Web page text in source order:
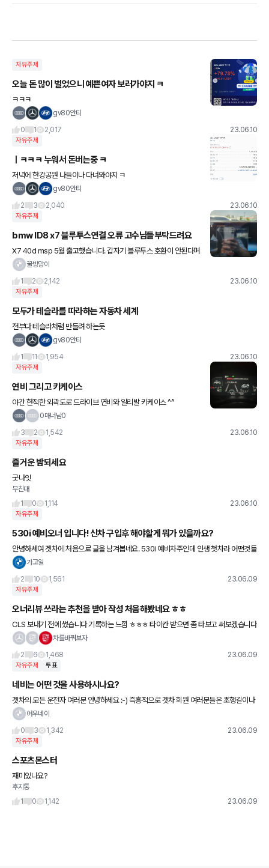
자유주제
오늘 돈 많이 벌었으니 예쁜여자 보러가야지 ㅋ
ㅋㅋㅋ
gv80안티
0
1 2,017 23.06.10
자유주제
ㅣㅋㅋㅋ 누워서 돈버는중 ㅋ
저녁에 한강공원 나들이나 다녀와야지 ㅋ
gv80안티
2
3 2,040 23.06.10
자유주제
bmw ID8 x7 블루투스연결 오류 고수님들부탁드려요
X7 40d msp 5월 출고했습니다. 갑자기 블루투스 호환이 안된다며
연결이 되지 않습니다 ㅜㅜ 해결방법 아시는분 있으실까요
꿀방망이
1
2 2,142 23.06.10
자유주제
모두가 테슬라를 따라하는 자동차 세계
전부다 테슬라처럼 만들려 하는듯
gv80안티
1
11 1,954 23.06.10
자유주제
연비 그리고 키케이스
야간 한적한 외곽도로 드라이브 연비와 알리발 키케이스 ^^
0매너남0
3
2 1,542 23.06.10
자유주제
즐거운 밤되세요
굿나잇
무친대
1
0 1,114 23.06.10
자유주제
530i 예비오너 입니다! 신차 구입후 해야할게 뭐가 있을까요?
안녕하세여 겟차에 처음으로 글을 남겨봅네요. 530i 예비차주인데 인생 첫차라 어떤것들
을 챙겨야할지 고민에 있어 선배님들 조언을 구하고자 글을 남겨봅니다.🙇‍♀️ 차종은 530i
가고일
2
10 1,561 23.06.09
자유주제
오너리뷰 쓰라는 추천을 받아 작성 처음해봤네요 ㅎㅎ
CLS 보내기 전에 썼습니다 기록하는 느낌 ㅎㅎㅎ 타이칸 받으면 좀 타보고 써보겠습니다
~!
차를바꿔보자
2
6 1,468 23.06.09
자유주제 투표
네비는 어떤 것을 사용하시나요?
겟차의 모든 운전자 여러분 안녕하세요 :-) 즉흥적으로 겟차 회원 여러분들은 초행길이나
평소에 어떤 네비앱을 사용하시는지 궁금해서 질문 드려봅니다. 저는 주로 티맵을 사용해
여우네이
0
3 1,342 23.06.09
자유주제
스포츠몬스터
재미있나요?
후지통
1
0 1,142 23.06.09